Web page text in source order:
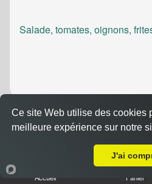
Salade, tomates, oignons,
Menu sandwich meatic
10.50 €
Accueil Panier
Ce site Web utilise des cookies
meilleure expérience sur notre
J'ai